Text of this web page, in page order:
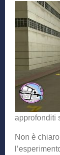
approfonditi
Non è